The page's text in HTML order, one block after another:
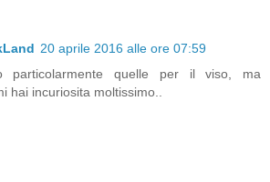
20 aprile 2016 alle ore 07:59
particolarmente quelle per il viso, ma
hai incuriosita moltissimo..